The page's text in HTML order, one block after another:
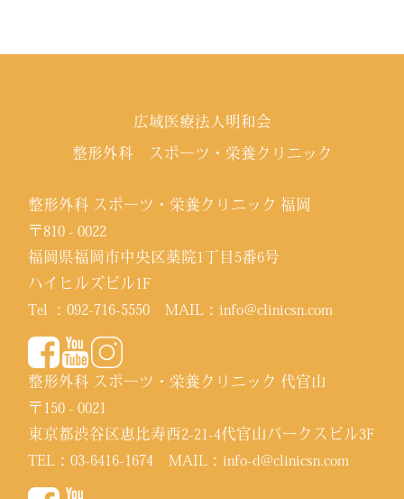
広域医療法人明和会
整形外科 スポーツ・栄養クリニック
整形外科 スポーツ・栄養クリニック 福岡
〒810 - 0022
福岡県福岡市中央区薬院1丁目5番6号
ハイヒルズビル1F
Tel ：092-716-5550 MAIL：info@clinicsn.com
整形外科 スポーツ・栄養クリニック 代官山
〒150 - 0021
東京都渋谷区恵比寿西2-21-4代官山パークスビル3F
TEL：03-6416-1674 MAIL：info-d@clinicsn.com